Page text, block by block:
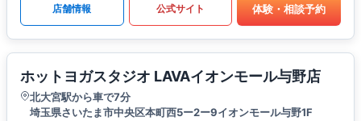
店舗情報 公式サイト 体験・相談予約
ホットヨガスタジオ LAVAイオンモール与野店
北大宮駅から車で7分
埼玉県さいたま市中央区本町西5ー2ー9イオンモール与野1F